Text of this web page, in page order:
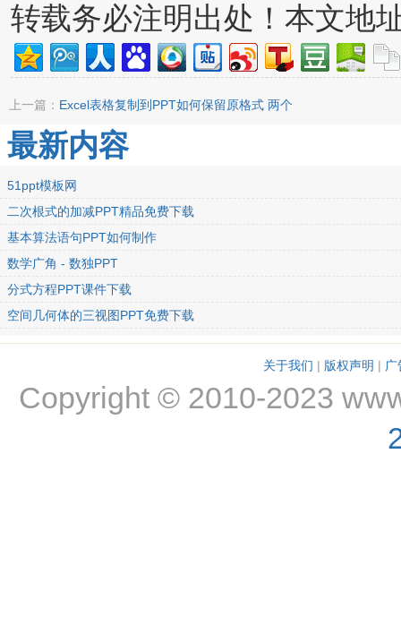
转载务必注明出处！本文地
上一篇： Excel表格复制到PPT如何保留原格式 两个
最新内容
51ppt模板网
二次根式的加减PPT精品免费下载
基本算法语句PPT如何制作
数学广角 - 数独PPT
分式方程PPT课件下载
空间几何体的三视图PPT免费下载
关于我们 | 版权声明 |
Copyright © 2010-2023